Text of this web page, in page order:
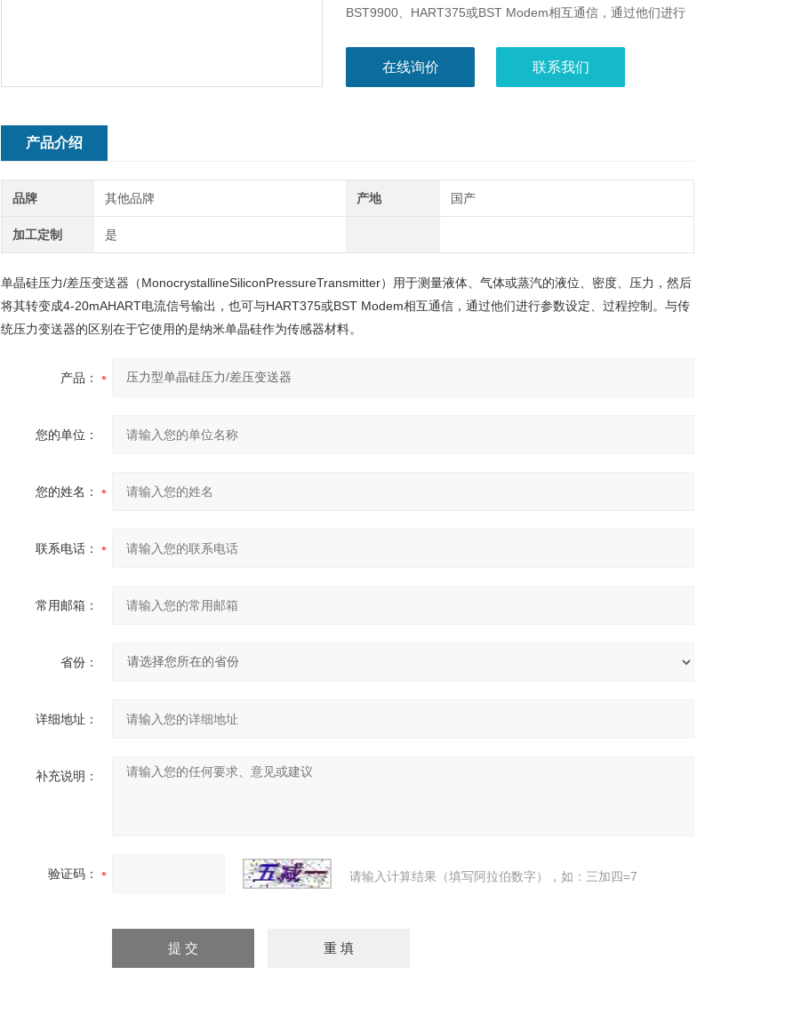
BST9900、HART375或BST Modem相互通信，通过他们进行
在线询价 联系我们
产品介绍
品牌 其他品牌 产地 国产
加工定制 是
单晶硅压力/差压变送器 （MonocrystallineSiliconPressureTransmitter）用于测量液体 气体或蒸汽的液位 密度 压力 ，然后
将其转变成4-20mAHART电流信号输出，也可与HART375或BST Modem相互通信，通过他们进行参数设定、过程控制。与传
统压力变送器的区别在于它使用的是纳米单晶硅作为传感器材料。
产品：
您的单位：
您的姓名：
联系电话：
常用邮箱：
省份：
详细地址：
补充说明：
验证码： 请输入计算结果（填写阿拉伯数字），如：三加四=7